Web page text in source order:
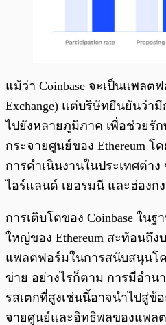
แม้ว่า Coinbase จะเป็นแพลต
Exchange) แต่บริษัทยืนยันว่า
ไปยังหลายภูมิภาค เพื่อช่วยรั
กระจายศูนย์ของ Ethereum
การดำเนินงานในประเทศต่า
ไอร์แลนด์ เยอรมนี และฮ่องกง
การเติบโตของ Coinbase ใน
ใหญ่ของ Ethereum สะท้อนถึ
แพลตฟอร์มในการสนับสนุนโ
ข่าย อย่างไรก็ตาม การมีอำ
รสเตกที่สูงเช่นนี้อาจนำไปสู่ข้
จายศูนย์และอิทธิพลของแพล